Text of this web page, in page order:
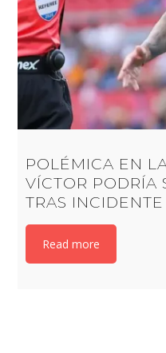
POLÉMICA EN
VÍCTOR PODRÍA
TRAS
Read more